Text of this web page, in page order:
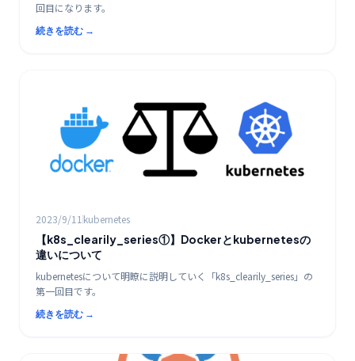
回目になります。
続きを読む →
2023/9/11 kubernetes
【k8s_clearily_series①】Dockerとkubernetesの
違いについて
kubernetesについて明瞭に説明していく「k8s_clearily_series」の
第一回目です。
続きを読む →